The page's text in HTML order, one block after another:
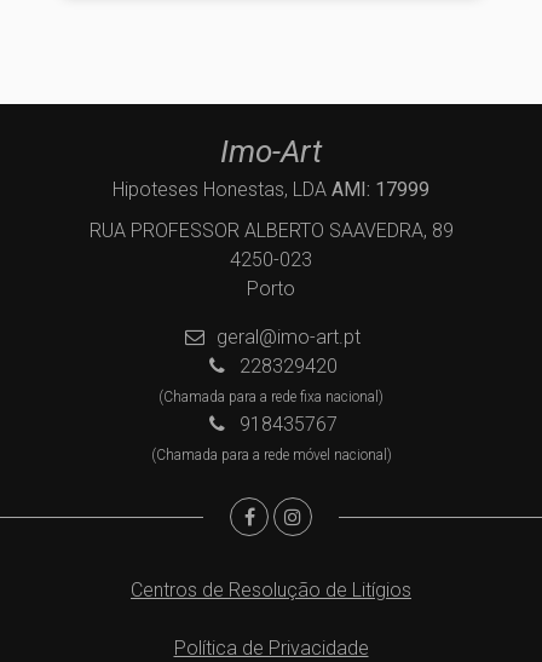
Imo-Art
Hipoteses Honestas, LDA AMI: 17999
RUA PROFESSOR ALBERTO SAAVEDRA, 89
4250-023
Porto
geral@imo-art.pt
228329420
(Chamada para a rede fixa nacional)
918435767
(Chamada para a rede móvel nacional)
Centros de Resolução de Litígios
Política de Privacidade